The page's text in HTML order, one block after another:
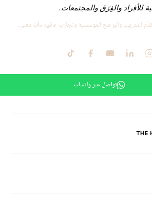
للأفراد والفِرَق والمجتمعات.
التدريب والبرامج المؤسسية وتجارب عافية ذات معنى.
تواصل عبر واتساب